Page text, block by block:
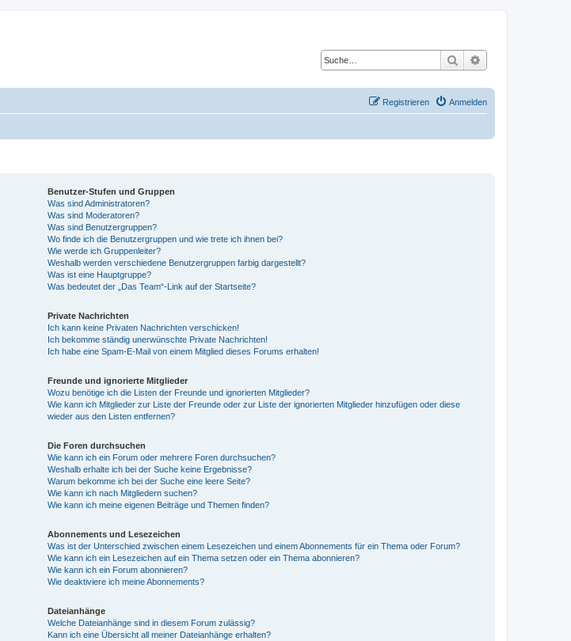
Suche
Anmelden
Registrieren
Benutzer-Stufen und Gruppen
Was sind Administratoren?
Was sind Moderatoren?
Was sind Benutzergruppen?
Wo finde ich die Benutzergruppen und wie trete ich ihnen bei?
Wie werde ich Gruppenleiter?
Weshalb werden verschiedene Benutzergruppen farbig dargestellt?
Was ist eine Hauptgruppe?
Was bedeutet der „Das Team“-Link auf der Startseite?
Private Nachrichten
Ich kann keine Privaten Nachrichten verschicken!
Ich bekomme ständig unerwünschte Private Nachrichten!
Ich habe eine Spam-E-Mail von einem Mitglied dieses Forums erhalten!
Freunde und ignorierte Mitglieder
Wozu benötige ich die Listen der Freunde und ignorierten Mitglieder?
Wie kann ich Mitglieder zur Liste der Freunde oder zur Liste der ignorierten Mitglieder hinzufügen oder diese
wieder aus den Listen entfernen?
Die Foren durchsuchen
Wie kann ich ein Forum oder mehrere Foren durchsuchen?
Weshalb erhalte ich bei der Suche keine Ergebnisse?
Warum bekomme ich bei der Suche eine leere Seite?
Wie kann ich nach Mitgliedern suchen?
Wie kann ich meine eigenen Beiträge und Themen finden?
Abonnements und Lesezeichen
Was ist der Unterschied zwischen einem Lesezeichen und einem Abonnements für ein Thema oder Forum?
Wie kann ich ein Lesezeichen auf ein Thema setzen oder ein Thema abonnieren?
Wie kann ich ein Forum abonnieren?
Wie deaktiviere ich meine Abonnements?
Dateianhänge
Welche Dateianhänge sind in diesem Forum zulässig?
Kann ich eine Übersicht all meiner Dateianhänge erhalten?